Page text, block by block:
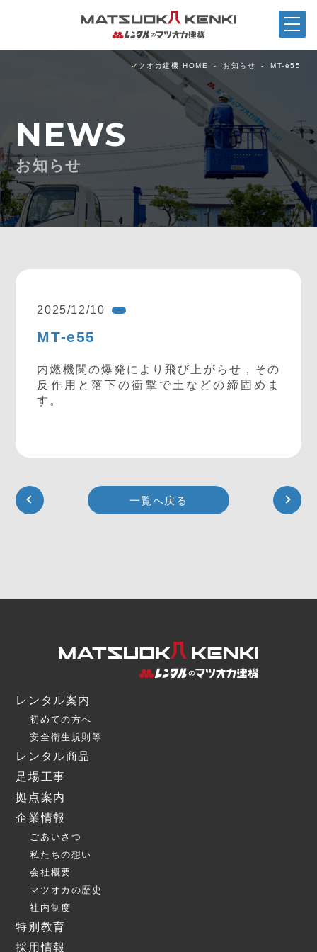
マツオカ建機 HOME お知らせ MT-e55
NEWS
お知らせ
2025/12/10
MT-e55
内燃機関の爆発により飛び上がらせ，その
反作用と落下の衝撃で土などの締固めま
す。
一覧へ戻る
レンタル案内
初めての方へ
安全衛生規則等
レンタル商品
足場工事
拠点案内
企業情報
ごあいさつ
私たちの想い
会社概要
マツオカの歴史
社内制度
特別教育
採用情報